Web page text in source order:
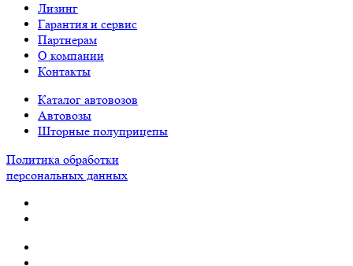
Лизинг
Гарантия и сервис
Партнерам
О компании
Контакты
Каталог автовозов
Автовозы
Шторные полуприцепы
Политика обработки
персональных данных